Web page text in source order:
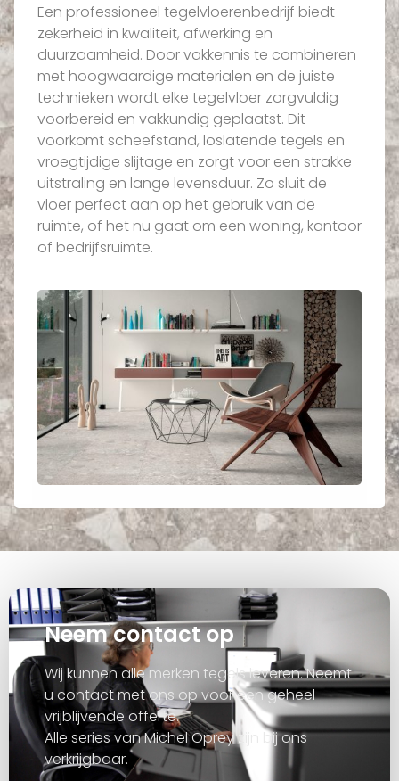
Een professioneel tegelvloerenbedrijf biedt
zekerheid in kwaliteit, afwerking en
duurzaamheid. Door vakkennis te combineren
met hoogwaardige materialen en de juiste
technieken wordt elke tegelvloer zorgvuldig
voorbereid en vakkundig geplaatst. Dit
voorkomt scheefstand, loslatende tegels en
vroegtijdige slijtage en zorgt voor een strakke
uitstraling en lange levensduur. Zo sluit de
vloer perfect aan op het gebruik van de
ruimte, of het nu gaat om een woning, kantoor
of bedrijfsruimte.
Neem contact op
Wij kunnen alle merken tegels leveren. Neemt
u contact met ons op voor een geheel
vrijblijvende offerte.
Alle series van Michel Oprey zijn bij ons
verkrijgbaar.